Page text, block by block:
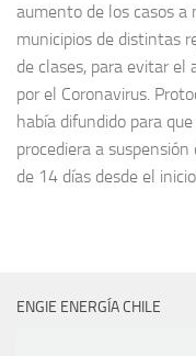
aumento de los casos a
municipios de distintas
de clases, para evitar el
por el Coronavirus.
había difundido para
procediera a
de 14 días desde el
ENGIE ENERGÍA CHILE